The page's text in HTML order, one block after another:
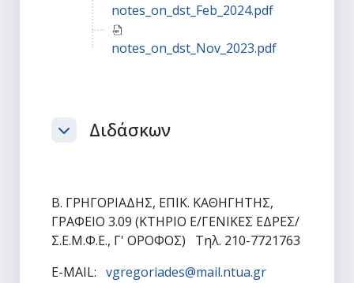
notes_on_dst_Feb_2024.pdf
notes_on_dst_Nov_2023.pdf
ΣύμπτυξηΔιδάσκων
Β. ΓΡΗΓΟΡΙΑΔΗΣ, ΕΠΙΚ. ΚΑΘΗΓΗΤΗΣ,
ΓΡΑΦΕΙΟ 3.09 (ΚΤΗΡΙΟ Ε/ΓΕΝΙΚΕΣ ΕΔΡΕΣ/
Σ.Ε.Μ.Φ.Ε., Γ' ΟΡΟΦΟΣ) Τηλ. 210-7721763
E-MAIL:vgregoriades@mail.ntua.gr